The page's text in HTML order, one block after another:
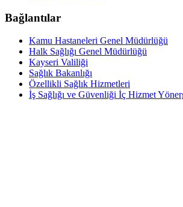
Bağlantılar
Kamu Hastaneleri Genel Müdürlüğü
Halk Sağlığı Genel Müdürlüğü
Kayseri Valiliği
Sağlık Bakanlığı
Özellikli Sağlık Hizmetleri
İş Sağlığı ve Güvenliği İç Hizmet